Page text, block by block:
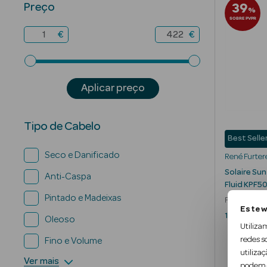
Este
redes
Preço
€ €
Aplicar preço
Tipo de Cabelo
Seco e Danificado
Anti-Caspa
Pintado e Madeixas
Oleoso
Fino e Volume
Ver mais
39%
SOBRE PVPR
Best
René
Solaire
Fluid
Protetor
Cabelo
100 ml